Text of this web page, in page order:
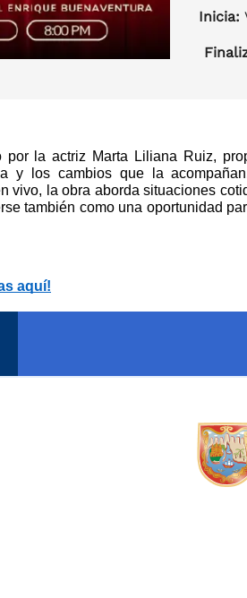
Inicia:
por la actriz Marta Liliana Ruiz,
y los cambios que la
vivo, la obra aborda situaciones
también como una oportunidad
aquí!